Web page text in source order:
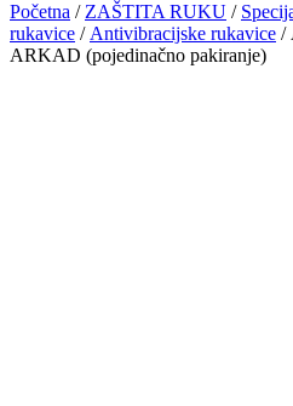
Početna / ZAŠTITA RUKU /
rukavice / Antivibracijske rukavice /
ARKAD (pojedinačno pakiranje)